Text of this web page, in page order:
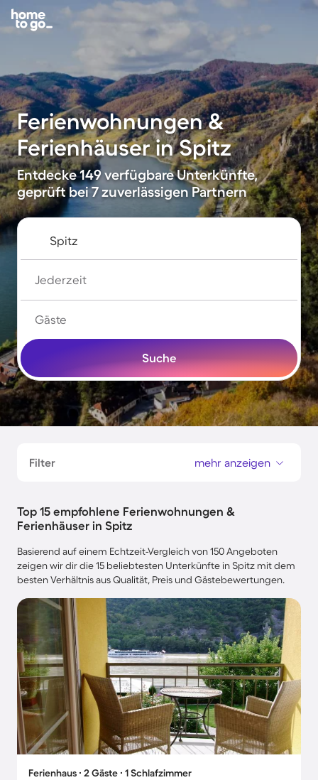
Ferienwohnungen &
Ferienhäuser in Spitz
Entdecke 149 verfügbare Unterkünfte,
geprüft bei 7 zuverlässigen Partnern
Jederzeit
Gäste
Suche
Filter mehr anzeigen
Top 15 empfohlene Ferienwohnungen &
Ferienhäuser in Spitz
Basierend auf einem Echtzeit-Vergleich von 150 Angeboten
zeigen wir dir die 15 beliebtesten Unterkünfte in Spitz mit dem
besten Verhältnis aus Qualität, Preis und Gästebewertungen.
Ferienhaus ∙ 2 Gäste ∙ 1 Schlafzimmer